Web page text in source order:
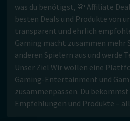
was du benötigst, 💸 Affiliate
besten Deals und Produkte von
transparent und ehrlich
Gaming macht zusammen mehr
anderen Spielern aus und werde
Unser Ziel Wir wollen eine
Gaming-Entertainment und
zusammenpassen. Du
Empfehlungen und Produkte –